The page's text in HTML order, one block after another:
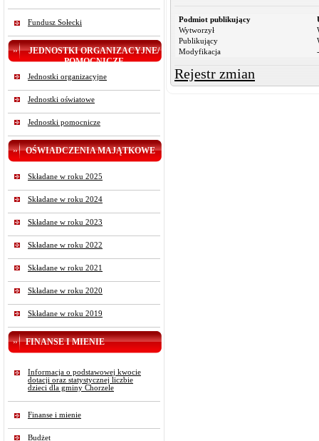
Fundusz Sołecki
JEDNOSTKI ORGANIZACYJNE/
POMOCNICZE
Jednostki organizacyjne
Jednostki oświatowe
Jednostki pomocnicze
OŚWIADCZENIA MAJĄTKOWE
Składane w roku 2025
Składane w roku 2024
Składane w roku 2023
Składane w roku 2022
Składane w roku 2021
Składane w roku 2020
Składane w roku 2019
FINANSE I MIENIE
Informacja o podstawowej kwocie
dotacji oraz statystycznej liczbie
dzieci dla gminy Chorzele
Finanse i mienie
Budżet
Podmiot publikujący
Wytworzył
Publikujący
Modyfikacja
Rejestr zmian